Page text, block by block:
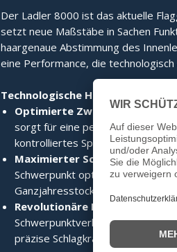
Der Ladler 8000 ist das aktuelle
setzt neue Maßstäbe in Sachen
haargenaue Abstimmung des
eine Performance, die
Technologische Highlights:
Optimierte Zwischenplatte:
sorgt für eine perfekte
kontrolliertes Spielgefühl.
Maximierter Schwerpunkt:
Schwerpunkt optimiert verlagert,
Ganzjahresstock macht.
Revolutionäre Laufruhe:
Die
Schwerpunktverlagerung sorgt
präzise Schlagkraft.